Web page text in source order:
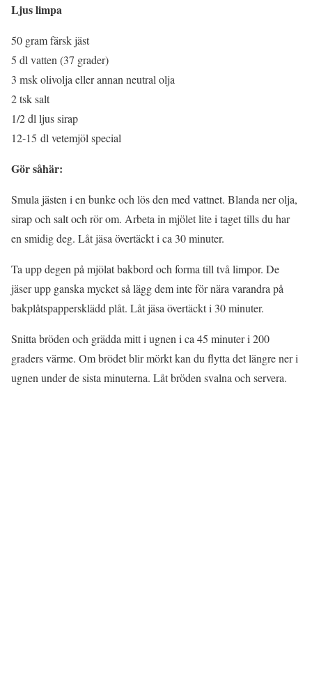
Ljus limpa
50 gram färsk jäst
5 dl vatten (37 grader)
3 msk olivolja eller annan neutral olja
2 tsk salt
1/2 dl ljus sirap
12-15 dl vetemjöl special
Gör såhär:
Smula jästen i en bunke och lös den med vattnet. Blanda ner olja,
sirap och salt och rör om. Arbeta in mjölet lite i taget tills du har
en smidig deg. Låt jäsa övertäckt i ca 30 minuter.
Ta upp degen på mjölat bakbord och forma till två limpor. De
jäser upp ganska mycket så lägg dem inte för nära varandra på
bakplåtspappersklädd plåt. Låt jäsa övertäckt i 30 minuter.
Snitta bröden och grädda mitt i ugnen i ca 45 minuter i 200
graders värme. Om brödet blir mörkt kan du flytta det längre ner i
ugnen under de sista minuterna. Låt bröden svalna och servera.